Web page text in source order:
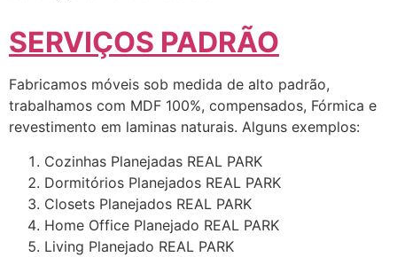
SERVIÇOS PADRÃO
Fabricamos móveis sob medida de alto padrão,
trabalhamos com MDF 100%, compensados, Fórmica e
revestimento em laminas naturais. Alguns exemplos:
Cozinhas Planejadas REAL PARK
Dormitórios Planejados REAL PARK
Closets Planejados REAL PARK
Home Office Planejado REAL PARK
Living Planejado REAL PARK